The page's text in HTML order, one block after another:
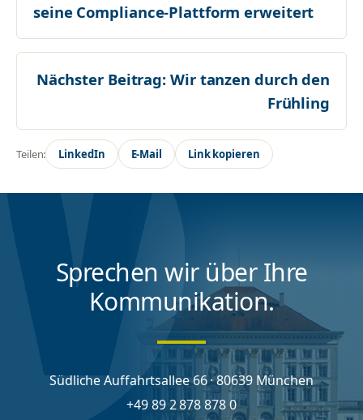
seine Compliance-Plattform erweitert
Nächster Beitrag: Wir tanzen durch den
Frühling
Teilen: LinkedIn E-Mail Link kopieren
Sprechen wir über Ihre
Kommunikation.
Südliche Auffahrtsallee 66 · 80639 München
+49 89 2 878 878 0